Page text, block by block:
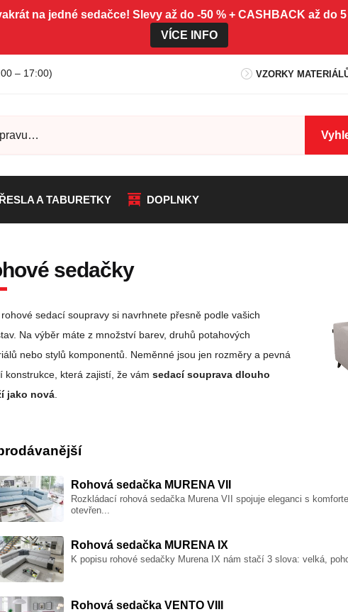
na jedné sedačce! Slevy až do -50 % + CASHBACK až do
VÍCE INFO
– 17:00) VZORKY
A TABURETKY DOPLNKY
sedačky
rohové sedací soupravy si navrhnete přesně podle vašich
Na výběr máte z množství barev, druhů potahových
nebo stylů komponentů. Neměnné jsou jen rozměry a pevná
konstrukce, která zajistí, že vám sedací souprava dlouho
jako nová.
Rohová sedačka MURENA VII
Rozkládací rohová sedačka Murena VII spojuje eleganci s
otevřen...
Rohová sedačka MURENA IX
K popisu rohové sedačky Murena IX nám stačí 3 slova: velká,
Rohová sedačka VENTO VIII